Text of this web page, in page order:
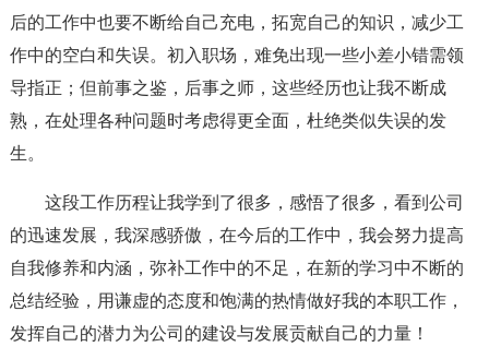
后的工作中也要不断给自己充电，拓宽自己的知识，减少工
作中的空白和失误。初入职场，难免出现一些小差小错需领
导指正；但前事之鉴，后事之师，这些经历也让我不断成
熟，在处理各种问题时考虑得更全面，杜绝类似失误的发
生。
这段工作历程让我学到了很多，感悟了很多，看到公司
的迅速发展，我深感骄傲，在今后的工作中，我会努力提高
自我修养和内涵，弥补工作中的不足，在新的学习中不断的
总结经验，用谦虚的态度和饱满的热情做好我的本职工作，
发挥自己的潜力为公司的建设与发展贡献自己的力量！